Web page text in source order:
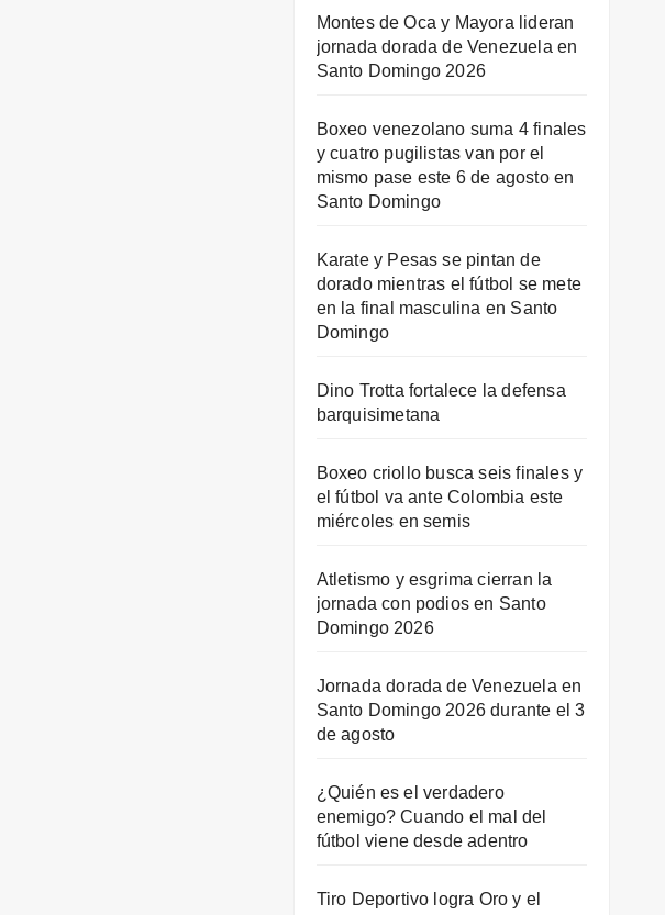
Montes de Oca y Mayora lideran
jornada dorada de Venezuela en
Santo Domingo 2026
Boxeo venezolano suma 4 finales
y cuatro pugilistas van por el
mismo pase este 6 de agosto en
Santo Domingo
Karate y Pesas se pintan de
dorado mientras el fútbol se mete
en la final masculina en Santo
Domingo
Dino Trotta fortalece la defensa
barquisimetana
Boxeo criollo busca seis finales y
el fútbol va ante Colombia este
miércoles en semis
Atletismo y esgrima cierran la
jornada con podios en Santo
Domingo 2026
Jornada dorada de Venezuela en
Santo Domingo 2026 durante el 3
de agosto
¿Quién es el verdadero
enemigo? Cuando el mal del
fútbol viene desde adentro
Tiro Deportivo logra Oro y el